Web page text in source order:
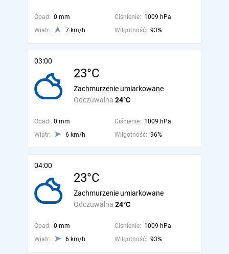
Opad: 0 mm Ciśnienie: 1009 hPa
Wiatr:
7 km/h Wilgotność: 93%
03:00
23°C
Odczuwalna 24°C
Zachmurzenie umiarkowane
Opad: 0 mm Ciśnienie: 1009 hPa
Wiatr:
6 km/h Wilgotność: 96%
04:00
23°C
Odczuwalna 24°C
Zachmurzenie umiarkowane
Opad: 0 mm Ciśnienie: 1009 hPa
Wiatr:
6 km/h Wilgotność: 93%